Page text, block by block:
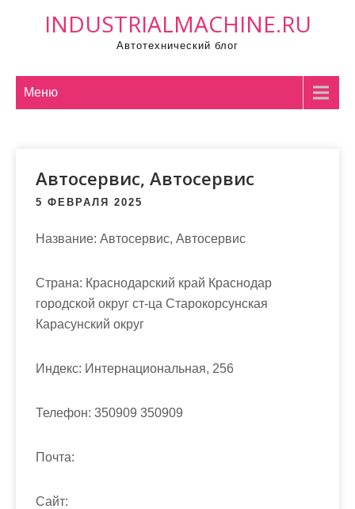
INDUSTRIALMACHINE.RU
Автотехнический блог
Меню
Автосервис, Автосервис
5 ФЕВРАЛЯ 2025
Название: Автосервис, Автосервис
Страна: Краснодарский край Краснодар
городской округ ст-ца Старокорсунская
Карасунский округ
Индекс: Интернациональная, 256
Телефон: 350909 350909
Почта:
Cайт: